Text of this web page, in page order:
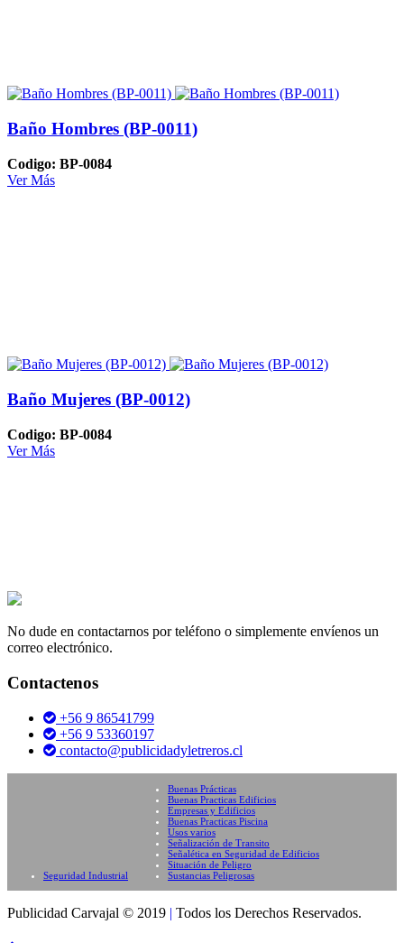
Baño Hombres (BP-0011)
Codigo: BP-0084
Ver Más
Baño Mujeres (BP-0012)
Codigo: BP-0084
Ver Más
No dude en contactarnos por teléfono o simplemente envíenos un
correo electrónico.
Contactenos
+56 9 86541799
+56 9 53360197
contacto@publicidadyletreros.cl
Seguridad Industrial
Buenas Prácticas
Buenas Practicas Edificios
Empresas y Edificios
Buenas Practicas Piscina
Usos varios
Señalización de Transito
Señalética en Seguridad de Edificios
Situación de Peligro
Sustancias Peligrosas
Publicidad Carvajal © 2019 | Todos los Derechos Reservados.